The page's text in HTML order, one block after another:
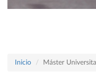
Inicio Máster